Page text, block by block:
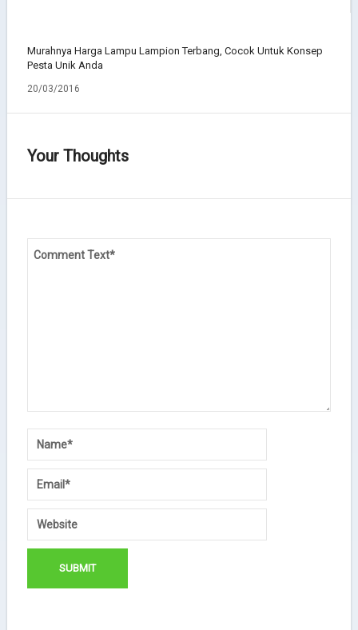
Murahnya Harga Lampu Lampion Terbang, Cocok Untuk Konsep
Pesta Unik Anda
20/03/2016
Your Thoughts